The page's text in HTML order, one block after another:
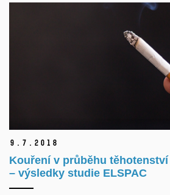
9. 7. 2018
Kouření v průběhu
– výsledky studie ELSPAC